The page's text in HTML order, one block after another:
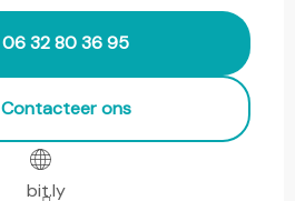
06 32 80 36 95
Contacteer ons
bit.ly